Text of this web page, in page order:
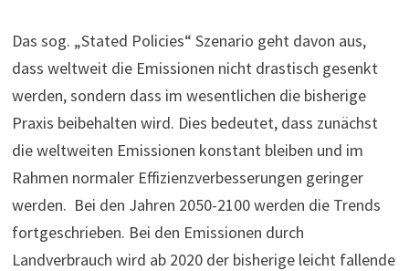
Das sog. „Stated Policies“ Szenario geht davon aus,
dass weltweit die Emissionen nicht drastisch gesenkt
werden, sondern dass im wesentlichen die bisherige
Praxis beibehalten wird. Dies bedeutet, dass zunächst
die weltweiten Emissionen konstant bleiben und im
Rahmen normaler Effizienzverbesserungen geringer
werden. Bei den Jahren 2050-2100 werden die Trends
fortgeschrieben. Bei den Emissionen durch
Landverbrauch wird ab 2020 der bisherige leicht fallende